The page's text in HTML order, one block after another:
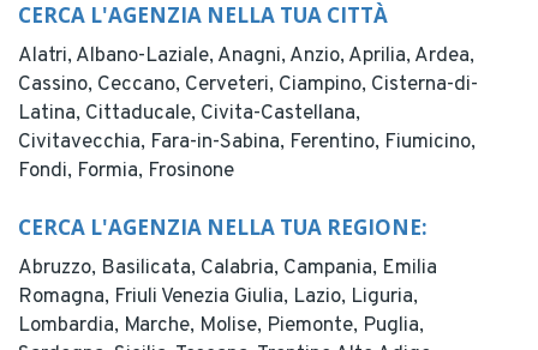
CERCA L'AGENZIA NELLA TUA CITTÀ
Alatri, Albano-Laziale, Anagni, Anzio, Aprilia, Ardea,
Cassino, Ceccano, Cerveteri, Ciampino, Cisterna-di-
Latina, Cittaducale, Civita-Castellana,
Civitavecchia, Fara-in-Sabina, Ferentino, Fiumicino,
Fondi, Formia, Frosinone
CERCA L'AGENZIA NELLA TUA REGIONE:
Abruzzo, Basilicata, Calabria, Campania, Emilia
Romagna, Friuli Venezia Giulia, Lazio, Liguria,
Lombardia, Marche, Molise, Piemonte, Puglia,